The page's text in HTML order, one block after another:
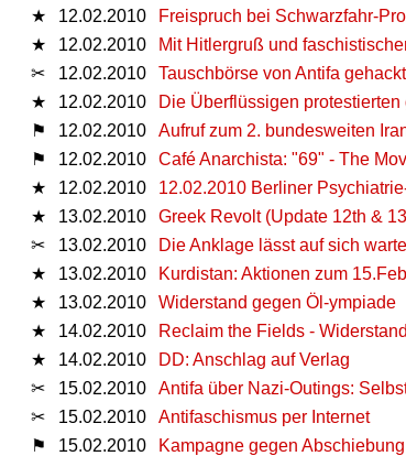
★
12.02.2010
Freispruch bei Schwarzfahr-
★
12.02.2010
Mit Hitlergruß und
✂
12.02.2010
Tauschbörse von Antifa gehackt
★
12.02.2010
Die Überflüssigen
⚑
12.02.2010
Aufruf zum 2. bundesweiten
⚑
12.02.2010
Café Anarchista: "69" - The
★
12.02.2010
12.02.2010 Berliner
★
13.02.2010
Greek Revolt (Update 12th &
✂
13.02.2010
Die Anklage lässt auf sich
★
13.02.2010
Kurdistan: Aktionen zum
★
13.02.2010
Widerstand gegen Öl-ympiade
★
14.02.2010
Reclaim the Fields -
★
14.02.2010
DD: Anschlag auf Verlag
✂
15.02.2010
Antifa über Nazi-Outings:
✂
15.02.2010
Antifaschismus per Internet
⚑
15.02.2010
Kampagne gegen